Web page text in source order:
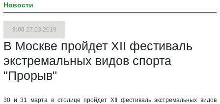
Новости
9:00 27.03.2019
В Москве пройдет XII фестиваль
экстремальных видов спорта
"Прорыв"
30 и 31 марта в столице пройдет XII фестиваль экстремальных видов